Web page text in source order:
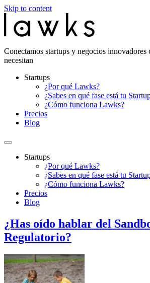
Skip to content
Conectamos startups y negocios innovadores
necesitan
Startups
¿Por qué Lawks?
¿Sabes en qué fase está tu
¿Cómo funciona Lawks?
Precios
Blog
Startups
¿Por qué Lawks?
¿Sabes en qué fase está tu
¿Cómo funciona Lawks?
Precios
Blog
¿Has oído hablar del
Regulatorio?